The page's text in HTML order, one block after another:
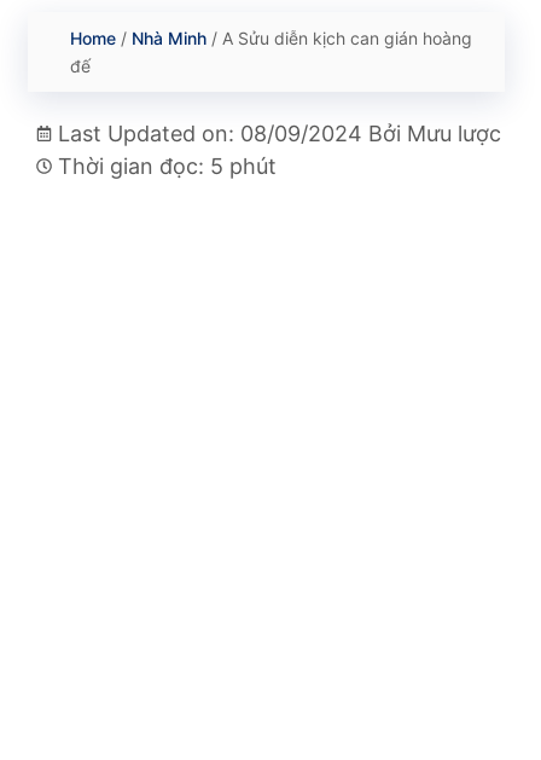
Home / Nhà Minh / A Sửu diễn kịch can gián hoàng
đế
Last Updated on: 08/09/2024 Bởi Mưu lược
Thời gian đọc: 5 phút